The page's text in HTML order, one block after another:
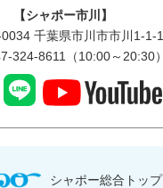
【シャポー市川】
千葉県市川市市川1-1-1
324-8611（10:00～20:30）
シャポー総合トップ